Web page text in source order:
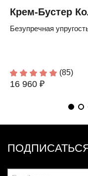
Крем-Бустер
Безупречная
(85)
16 960 ₽